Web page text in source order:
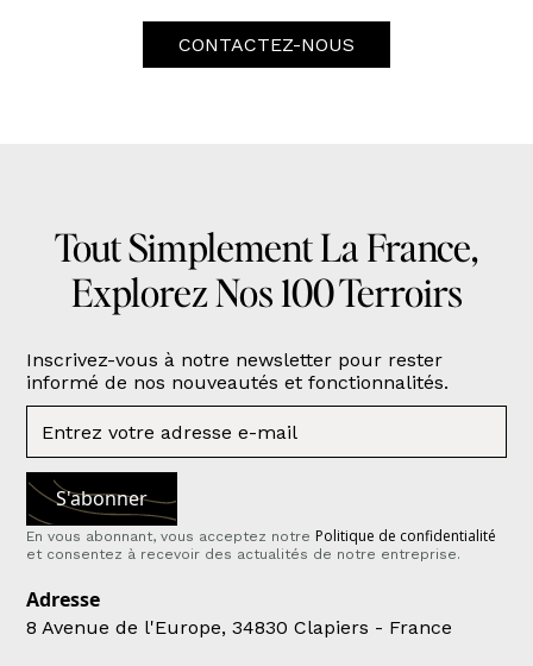
CONTACTEZ-NOUS
Tout Simplement La France,
Explorez Nos 100 Terroirs
Inscrivez-vous à notre newsletter pour rester
informé de nos nouveautés et fonctionnalités.
En vous abonnant, vous acceptez notre Politique de confidentialité
et consentez à recevoir des actualités de notre entreprise.
Adresse
8 Avenue de l'Europe, 34830 Clapiers - France